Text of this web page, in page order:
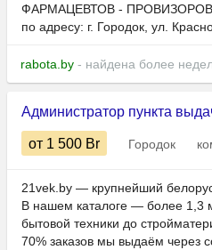
ФАРМАЦЕВТОВ -
по адресу: г. Городок, ул.
rabota.by - найдена более
Администратор пункта
от 1 500 Br Городок
21vek.by — крупнейший
В нашем каталоге — более 1,3
бытовой техники до
70% заказов мы выдаём через